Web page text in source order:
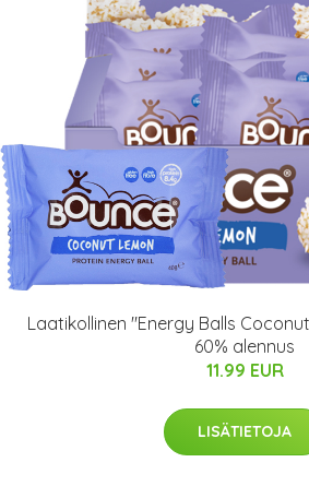
Laatikollinen "Energy Balls
60% alennus
11.99 EUR
LISÄTIETOJA